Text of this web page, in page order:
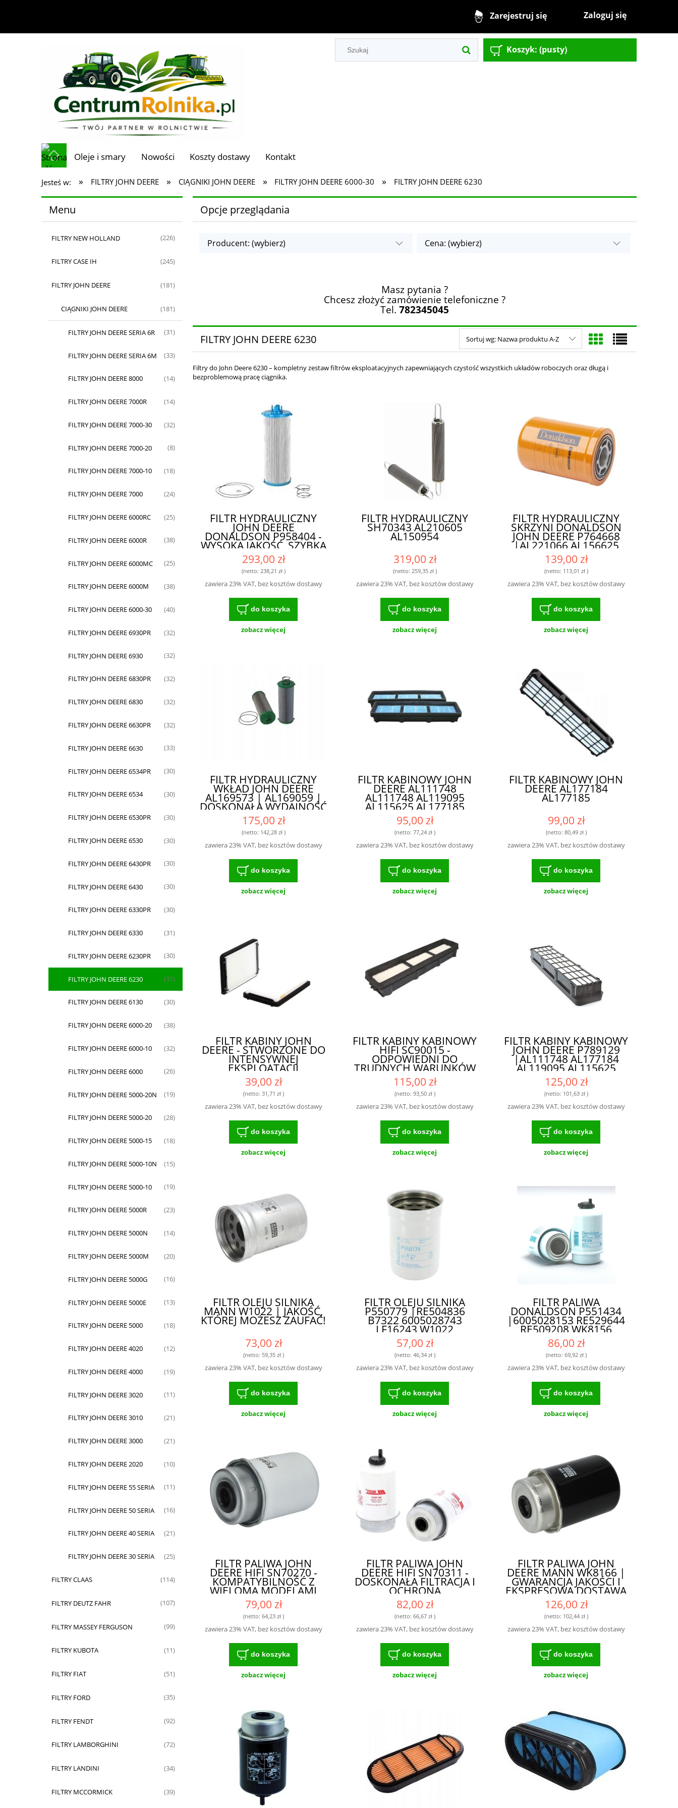
Zarejestruj się Zaloguj się
Koszyk: (pusty)
Oleje i smary Nowości Koszty dostawy Kontakt
Jesteś w: » FILTRY JOHN DEERE » CIĄGNIKI JOHN DEERE » FILTRY JOHN DEERE 6000-30 » FILTRY JOHN DEERE 6230
Menu
FILTRY NEW HOLLAND (226)
FILTRY CASE IH (245)
FILTRY JOHN DEERE (181)
CIĄGNIKI JOHN DEERE (181)
FILTRY JOHN DEERE SERIA 6R (31)
FILTRY JOHN DEERE SERIA 6M (33)
FILTRY JOHN DEERE 8000 (14)
FILTRY JOHN DEERE 7000R (14)
FILTRY JOHN DEERE 7000-30 (32)
FILTRY JOHN DEERE 7000-20 (8)
FILTRY JOHN DEERE 7000-10 (18)
FILTRY JOHN DEERE 7000 (24)
FILTRY JOHN DEERE 6000RC (25)
FILTRY JOHN DEERE 6000R (38)
FILTRY JOHN DEERE 6000MC (25)
FILTRY JOHN DEERE 6000M (38)
FILTRY JOHN DEERE 6000-30 (40)
FILTRY JOHN DEERE 6930PR (32)
FILTRY JOHN DEERE 6930 (32)
FILTRY JOHN DEERE 6830PR (32)
FILTRY JOHN DEERE 6830 (32)
FILTRY JOHN DEERE 6630PR (32)
FILTRY JOHN DEERE 6630 (33)
FILTRY JOHN DEERE 6534PR (30)
FILTRY JOHN DEERE 6534 (30)
FILTRY JOHN DEERE 6530PR (30)
FILTRY JOHN DEERE 6530 (30)
FILTRY JOHN DEERE 6430PR (30)
FILTRY JOHN DEERE 6430 (30)
FILTRY JOHN DEERE 6330PR (30)
FILTRY JOHN DEERE 6330 (31)
FILTRY JOHN DEERE 6230PR (30)
FILTRY JOHN DEERE 6230 (31)
FILTRY JOHN DEERE 6130 (30)
FILTRY JOHN DEERE 6000-20 (38)
FILTRY JOHN DEERE 6000-10 (32)
FILTRY JOHN DEERE 6000 (26)
FILTRY JOHN DEERE 5000-20N (19)
FILTRY JOHN DEERE 5000-20 (28)
FILTRY JOHN DEERE 5000-15 (18)
FILTRY JOHN DEERE 5000-10N (15)
FILTRY JOHN DEERE 5000-10 (19)
FILTRY JOHN DEERE 5000R (23)
FILTRY JOHN DEERE 5000N (14)
FILTRY JOHN DEERE 5000M (20)
FILTRY JOHN DEERE 5000G (16)
FILTRY JOHN DEERE 5000E (13)
FILTRY JOHN DEERE 5000 (18)
FILTRY JOHN DEERE 4020 (12)
FILTRY JOHN DEERE 4000 (19)
FILTRY JOHN DEERE 3020 (11)
FILTRY JOHN DEERE 3010 (21)
FILTRY JOHN DEERE 3000 (21)
FILTRY JOHN DEERE 2020 (10)
FILTRY JOHN DEERE 55 SERIA (11)
FILTRY JOHN DEERE 50 SERIA (16)
FILTRY JOHN DEERE 40 SERIA (21)
FILTRY JOHN DEERE 30 SERIA (25)
FILTRY CLAAS (114)
FILTRY DEUTZ FAHR (107)
FILTRY MASSEY FERGUSON (99)
FILTRY KUBOTA (11)
FILTRY FIAT (51)
FILTRY FORD (35)
FILTRY FENDT (92)
FILTRY LAMBORGHINI (72)
FILTRY LANDINI (34)
FILTRY MCCORMICK (39)
Opcje przeglądania
Producent: (wybierz) Cena: (wybierz)
Masz pytania ?
Chcesz złożyć zamówienie telefoniczne ?
Tel. 782345045
FILTRY JOHN DEERE 6230 Sortuj wg: Nazwa produktu A-Z
Filtry do John Deere 6230 – kompletny zestaw filtrów eksploatacyjnych zapewniających czystość wszystkich układów roboczych oraz długą i
bezproblemową pracę ciągnika.
FILTR HYDRAULICZNY
JOHN DEERE
DONALDSON P958404 -
WYSOKA JAKOŚĆ, SZYBKA
DOSTAWA
293,00 zł
(netto: 238,21 zł)
zawiera 23% VAT, bez kosztów dostawy
do koszyka
zobacz więcej
FILTR HYDRAULICZNY
SH70343 AL210605
AL150954
319,00 zł
(netto: 259,35 zł)
zawiera 23% VAT, bez kosztów dostawy
do koszyka
zobacz więcej
FILTR HYDRAULICZNY
SKRZYNI DONALDSON
JOHN DEERE P764668
|AL221066 AL156625
WH945 HF6554
BT8904MPG SH66195| -
IDEALNY FILTR DO
INTENSYWNIE
EKSPLOATOWANYCH
MASZYN
139,00 zł
(netto: 113,01 zł)
zawiera 23% VAT, bez kosztów dostawy
do koszyka
zobacz więcej
FILTR HYDRAULICZNY
WKŁAD JOHN DEERE
AL169573 | AL169059 |
DOSKONAŁA WYDAJNOŚĆ
I PRECYZYJNA FILTRACJA
175,00 zł
(netto: 142,28 zł)
zawiera 23% VAT, bez kosztów dostawy
do koszyka
zobacz więcej
FILTR KABINOWY JOHN
DEERE AL111748
AL111748 AL119095
AL115625 AL177185
AL119096
95,00 zł
(netto: 77,24 zł)
zawiera 23% VAT, bez kosztów dostawy
do koszyka
zobacz więcej
FILTR KABINOWY JOHN
DEERE AL177184
AL177185
99,00 zł
(netto: 80,49 zł)
zawiera 23% VAT, bez kosztów dostawy
do koszyka
zobacz więcej
FILTR KABINY JOHN
DEERE - STWORZONE DO
INTENSYWNEJ
EKSPLOATACJI
39,00 zł
(netto: 31,71 zł)
zawiera 23% VAT, bez kosztów dostawy
do koszyka
zobacz więcej
FILTR KABINY KABINOWY
HIFI SC90015 -
ODPOWIEDNI DO
TRUDNYCH WARUNKÓW
PRACY
115,00 zł
(netto: 93,50 zł)
zawiera 23% VAT, bez kosztów dostawy
do koszyka
zobacz więcej
FILTR KABINY KABINOWY
JOHN DEERE P789129
|AL111748 AL177184
AL119095 AL115625
AL177185 AL119096
SKL46188| - WYSOKIEJ
KLASY FILTR DLA
ROLNIKÓW I
MECHANIKÓW
125,00 zł
(netto: 101,63 zł)
zawiera 23% VAT, bez kosztów dostawy
do koszyka
zobacz więcej
FILTR OLEJU SILNIKA
MANN W1022 | JAKOŚĆ,
KTÓREJ MOŻESZ ZAUFAĆ!
73,00 zł
(netto: 59,35 zł)
zawiera 23% VAT, bez kosztów dostawy
do koszyka
zobacz więcej
FILTR OLEJU SILNIKA
P550779 |RE504836
B7322 6005028743
LF16243 W1022
SO10044| - WYSOKIEJ
KLASY FILTR DLA
ROLNIKÓW I
MECHANIKÓW
57,00 zł
(netto: 46,34 zł)
zawiera 23% VAT, bez kosztów dostawy
do koszyka
zobacz więcej
FILTR PALIWA
DONALDSON P551434
|6005028153 RE529644
RE509208 WK8156
0011350420 87802332
87802923 FS19977
BF7784-D| -
PROFESJONALNY FILTR
DO MASZYN ROLNICZYCH
86,00 zł
(netto: 69,92 zł)
zawiera 23% VAT, bez kosztów dostawy
do koszyka
zobacz więcej
FILTR PALIWA JOHN
DEERE HIFI SN70270 -
KOMPATYBILNOŚĆ Z
WIELOMA MODELAMI
79,00 zł
(netto: 64,23 zł)
zawiera 23% VAT, bez kosztów dostawy
do koszyka
zobacz więcej
FILTR PALIWA JOHN
DEERE HIFI SN70311 -
DOSKONAŁA FILTRACJA I
OCHRONA
82,00 zł
(netto: 66,67 zł)
zawiera 23% VAT, bez kosztów dostawy
do koszyka
zobacz więcej
FILTR PALIWA JOHN
DEERE MANN WK8166 |
GWARANCJA JAKOŚCI I
EKSPRESOWA DOSTAWA
126,00 zł
(netto: 102,44 zł)
zawiera 23% VAT, bez kosztów dostawy
do koszyka
zobacz więcej